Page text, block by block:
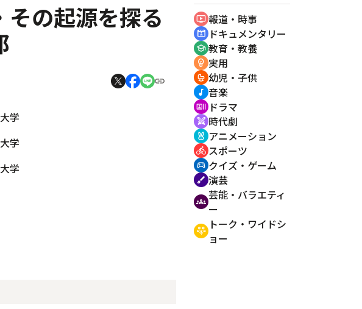
の起源を探る
学
学
学
ondemand_video 報道・時事
cinematic_blur ドキュメンタリー
school 教育・教養
emoji_objects 実用
crib 幼児・子供
music_note 音楽
recent_actors ドラマ
swords 時代劇
cruelty_free アニメーション
directions_bike スポーツ
sports_esports クイズ・ゲーム
brush 演芸
groups 芸能・バラエティ
ー
adaptive_audio_mic トーク・ワイドシ
ョー